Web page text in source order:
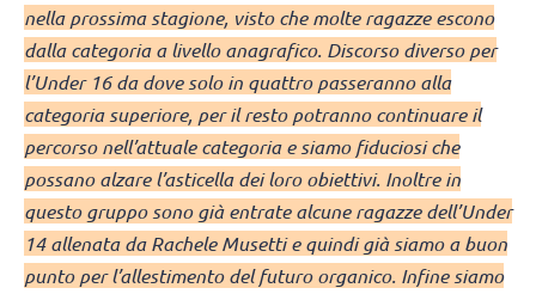
nella prossima stagione, visto che molte ragazze escono
dalla categoria a livello anagrafico. Discorso diverso per
l’Under 16 da dove solo in quattro passeranno alla
categoria superiore, per il resto potranno continuare il
percorso nell’attuale categoria e siamo fiduciosi che
possano alzare l’asticella dei loro obiettivi. Inoltre in
questo gruppo sono già entrate alcune ragazze dell’Under
14 allenata da Rachele Musetti e quindi già siamo a buon
punto per l’allestimento del futuro organico. Infine siamo